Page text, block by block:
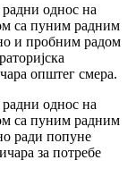
радни однос на
са пуним радним
и пробним радом
општег смера.
радни однос на
са пуним радним
ради попуне
за потребе